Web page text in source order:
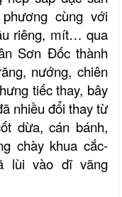
cùng với
riêng, mít… qua
Sơn Đốc thành
nướng, chiên
tiếc thay, bây
nhiều đổi thay từ
dừa, cán bánh,
chày khua cắc-
lùi vào dĩ vãng